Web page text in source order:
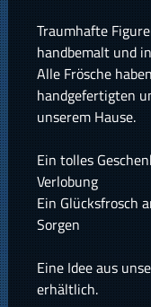
Traumhafte
handbemalt und
Alle Frösche
handgefertigten
unserem Hause.
Ein tolles
Verlobung
Ein Glücksfrosch
Sorgen
Eine Idee aus
erhältlich.